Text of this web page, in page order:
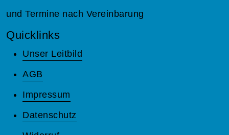
und Termine nach Vereinbarung
Quicklinks
Unser Leitbild
AGB
Impressum
Datenschutz